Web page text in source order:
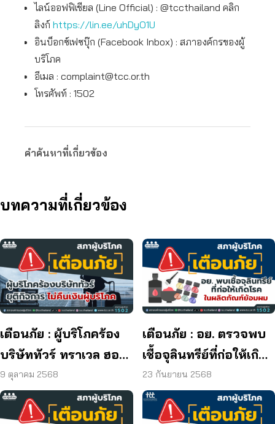
ไลน์ออฟฟิเชียล (Line Official) : @tccthailand คลิก
ลิงก์ https://lin.ee/uhDyO1U
อินบ็อกซ์เฟซบุ๊ก (Facebook Inbox) : สภาองค์กรของผู้
บริโภค
อีเมล : complaint@tcc.or.th
โทรศัพท์ : 1502
คำค้นหาที่เกี่ยวข้อง
บทความที่เกี่ยวข้อง
เตือนภัย : ผู้บริโภคร้อง
บริษัททัวร์ ทราเวล ฮอลิ
เดย์ ยุติกิจการ ไม่คืนเงิน
ผู้บริโภค
9 ตุลาคม 2568
เตือนภัย : อย. ตรวจพบ
เชื้อจุลินทรีย์ที่ก่อให้เกิด
โรค และพบแบคทีเรีย
ยีสต์ และรา เกิน
มาตรฐานกำหนด ใน
23 กันยายน 2568